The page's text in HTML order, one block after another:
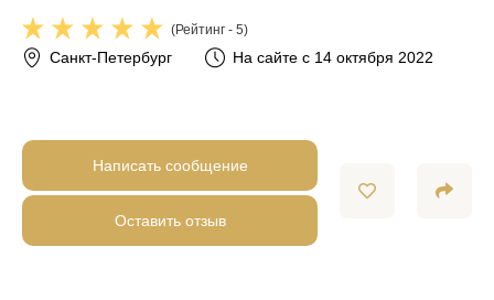
(Рейтинг - 5)
Санкт-Петербург На сайте с 14 октября 2022
Написать сообщение
Оставить отзыв